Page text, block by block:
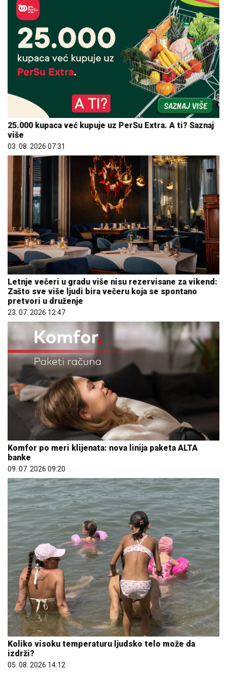
25.000 kupaca već kupuje uz PerSu Extra. A ti? Saznaj
više
03. 08. 2026 07:31
Letnje večeri u gradu više nisu rezervisane za vikend:
Zašto sve više ljudi bira večeru koja se spontano
pretvori u druženje
23. 07. 2026 12:47
Komfor po meri klijenata: nova linija paketa ALTA
banke
09. 07. 2026 09:20
Koliko visoku temperaturu ljudsko telo može da
izdrži?
05. 08. 2026 14:12